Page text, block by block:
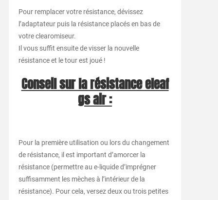
Pour remplacer votre résistance, dévissez
l’adaptateur puis la résistance placés en bas de
votre clearomiseur.
Il vous suffit ensuite de visser la nouvelle
résistance et le tour est joué !
Conseil sur la résistance eleaf
gs air :
Pour la première utilisation ou lors du changement
de résistance, il est important d’amorcer la
résistance (permettre au e-liquide d’imprégner
suffisamment les mèches à l’intérieur de la
résistance). Pour cela, versez deux ou trois petites